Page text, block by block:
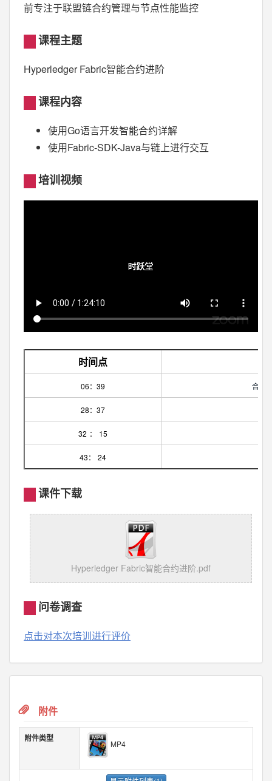
前专注于联盟链合约管理与节点性能监控
课程主题
Hyperledger Fabric智能合约进阶
课程内容
使用Go语言开发智能合约详解
使用Fabric-SDK-Java与链上进行交互
培训视频
时间点
06：39 合约
28：37
32 ： 15
43： 24
课件下载
Hyperledger Fabric智能合约进阶.pdf
问卷调查
点击对本次培训进行评价
附件
附件类型
MP4